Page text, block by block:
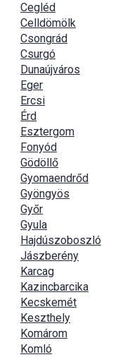
Cegléd
Celldömölk
Csongrád
Csurgó
Dunaújváros
Eger
Ercsi
Érd
Esztergom
Fonyód
Gödöllő
Gyomaendrőd
Gyöngyös
Győr
Gyula
Hajdúszoboszló
Jászberény
Karcag
Kazincbarcika
Kecskemét
Keszthely
Komárom
Komló